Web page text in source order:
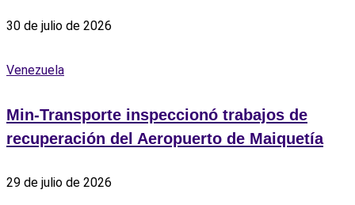
30 de julio de 2026
Venezuela
Min-Transporte inspeccionó trabajos de
recuperación del Aeropuerto de Maiquetía
29 de julio de 2026